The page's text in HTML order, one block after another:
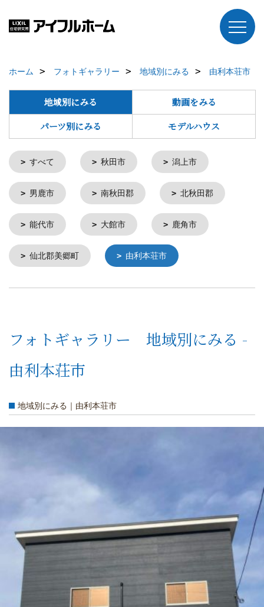
ホーム フォトギャラリー 地域別にみる 由利本荘市
地域別にみる
動画をみる
パーツ別にみる
モデルハウス
すべて 秋田市 潟上市
男鹿市 南秋田郡 北秋田郡
能代市 大館市 鹿角市
仙北郡美郷町 由利本荘市
フォトギャラリー 地域別にみる -
由利本荘市
地域別にみる｜由利本荘市